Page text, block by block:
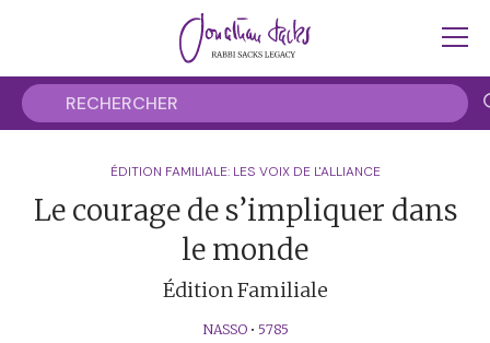
ÉDITION FAMILIALE: LES VOIX DE L'ALLIANCE
Le courage de s’impliquer dans
le monde
Édition Familiale
NASSO• 5785